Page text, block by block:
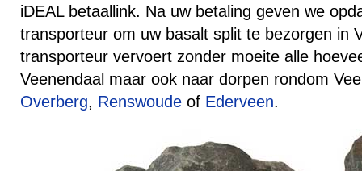
iDEAL betaallink. Na uw betaling geven we
transporteur om uw basalt split te bezorgen in
transporteur vervoert zonder moeite alle
Veenendaal maar ook naar dorpen rondom
Overberg, Renswoude of Ederveen.